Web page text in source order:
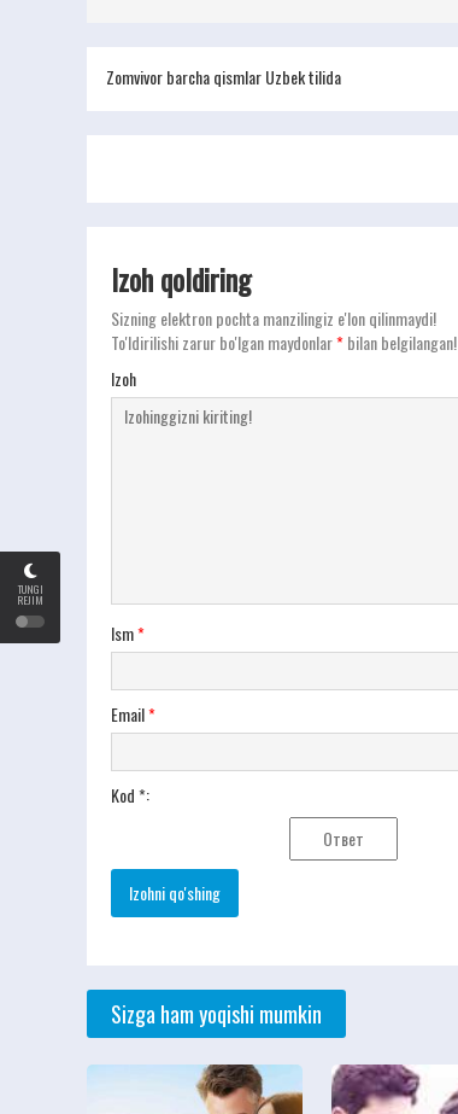
TUNGI
REJIM
Zomvivor barcha qismlar Uzbek tilida
Izoh qoldiring
Sizning elektron pochta manzilingiz e'lon qilinmaydi!
To'ldirilishi zarur bo'lgan maydonlar*bilan belgilangan!
Izoh
Ism*
Email*
Kod *:
Sizga ham yoqishi mumkin